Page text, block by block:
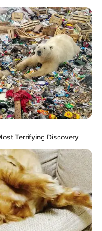
Passo a
Terrifying Discovery